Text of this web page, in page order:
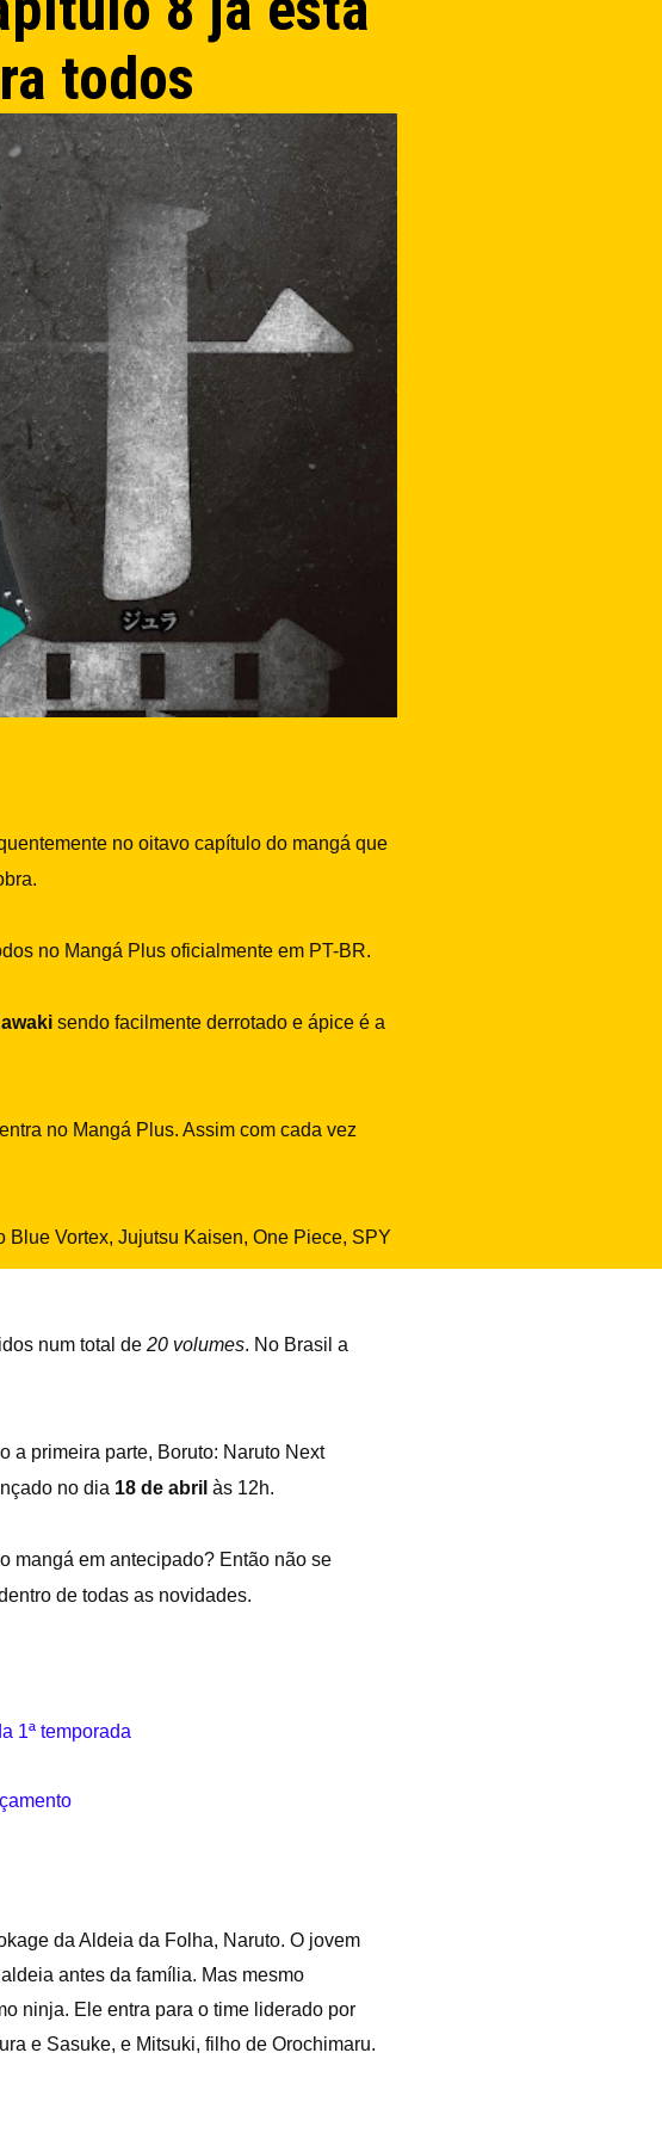
todos
no oitavo capítulo do mangá que
no Mangá Plus oficialmente em PT-BR.
sendo facilmente derrotado e ápice é a
no Mangá Plus. Assim com cada vez
Vortex, Jujutsu Kaisen, One Piece, SPY
num total de 20 volumes. No Brasil a
a primeira parte, Boruto: Naruto Next
no dia 18 de abril às 12h.
mangá em antecipado? Então não se
de todas as novidades.
1ª temporada
da Aldeia da Folha, Naruto. O jovem
antes da família. Mas mesmo
ninja. Ele entra para o time liderado por
e Sasuke, e Mitsuki, filho de Orochimaru.